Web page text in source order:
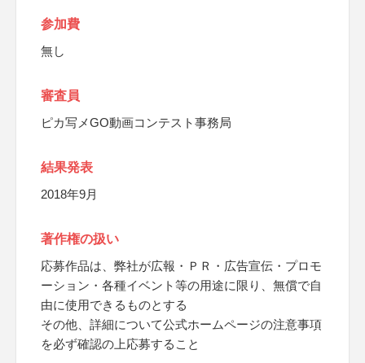
参加費
無し
審査員
ピカ写メGO動画コンテスト事務局
結果発表
2018年9月
著作権の扱い
応募作品は、弊社が広報・ＰＲ・広告宣伝・プロモ
ーション・各種イベント等の用途に限り、無償で自
由に使用できるものとする
その他、詳細について公式ホームページの注意事項
を必ず確認の上応募すること